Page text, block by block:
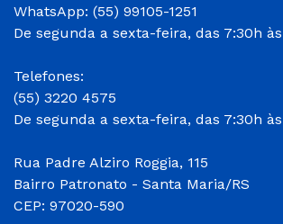
WhatsApp: (55) 99105-1251
De segunda a sexta-feira, das 7:30h às
Telefones:
(55) 3220 4575
De segunda a sexta-feira, das 7:30h às
Rua Padre Alziro Roggia, 115
Bairro Patronato - Santa Maria/RS
CEP: 97020-590